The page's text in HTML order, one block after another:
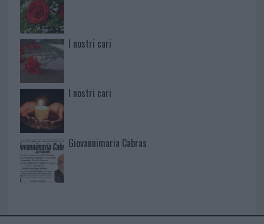
I nostri cari
I nostri cari
Giovannimaria Cabras